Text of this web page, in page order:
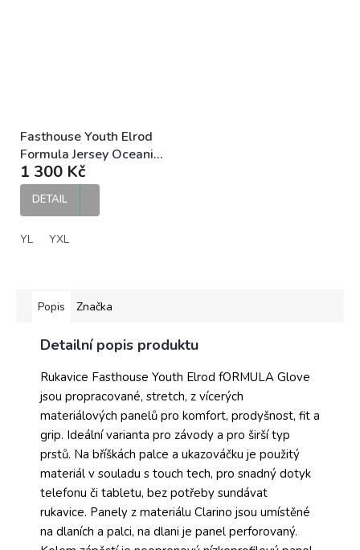
Fasthouse Youth Elrod
Formula Jersey Oceanic
Mint Hyper Coral dětský
MX dres
1 300 Kč
DETAIL
YL YXL
Popis Značka
Detailní popis produktu
Rukavice Fasthouse Youth Elrod fORMULA Glove
jsou propracované, stretch, z vícerých
materiálových panelů pro komfort, prodyšnost, fit a
grip. Ideální varianta pro závody a pro širší typ
prstů. Na bříškách palce a ukazováčku je použitý
materiál v souladu s touch tech, pro snadný dotyk
telefonu či tabletu, bez potřeby sundávat
rukavice. Panely z materiálu Clarino jsou umístěné
na dlaních a palci, na dlani je panel perforovaný.